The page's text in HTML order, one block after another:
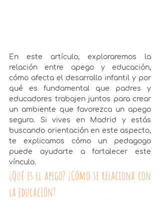
En este artículo, exploraremos la
relación entre apego y educación,
cómo afecta el desarrollo infantil y por
qué es fundamental que padres y
educadores trabajen juntos para crear
un ambiente que favorezca un apego
seguro. Si vives en Madrid y estás
buscando orientación en este aspecto,
te explicamos cómo un pedagogo
puede ayudarte a fortalecer este
vínculo.
¿Qué es el apego? ¿Cómo se relaciona con
la educación?